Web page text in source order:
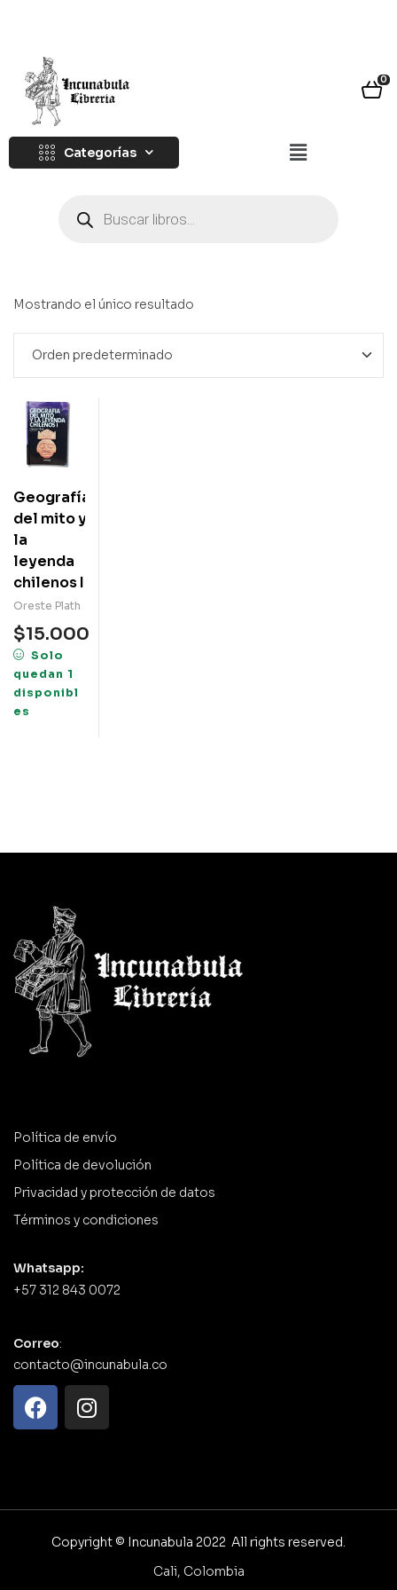
0
Categorías
Mostrando el único resultado
Geografía
del mito y
la
leyenda
chilenos I
Oreste Plath
$15.000
Solo
quedan 1
disponibl
es
Política de envío
Política de devolución
Privacidad y protección de datos
Términos y condiciones
Whatsapp:
+57 312 843 0072
Correo:
contacto@incunabula.co
Copyright © Incunabula 2022 All rights reserved.
Cali, Colombia